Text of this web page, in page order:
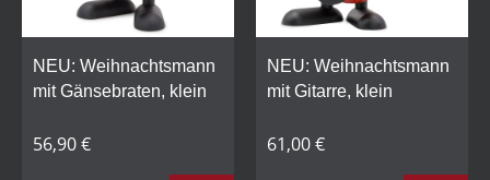
NEU: Weihnachtsmann
mit Gänsebraten, klein
56,90 €
NEU: Weihnachtsmann
mit Gitarre, klein
61,00 €